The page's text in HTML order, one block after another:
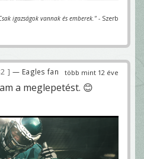
igazságok vannak és emberek." - Szerb
több mint 12 éve
— Eagles fan
a meglepetést. 😊